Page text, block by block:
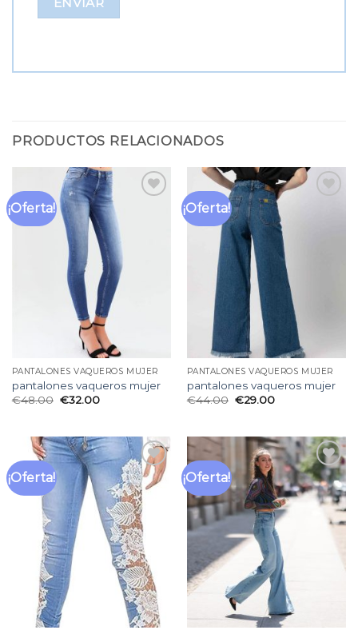
PRODUCTOS RELACIONADOS
¡Oferta!
PANTALONES VAQUEROS MUJER
pantalones vaqueros mujer
€48.00 €32.00
¡Oferta!
PANTALONES VAQUEROS MUJER
pantalones vaqueros mujer
€44.00 €29.00
¡Oferta!
Añadir
a la
lista
de
deseos
¡Oferta!
Añadir
a la
lista
de
deseos